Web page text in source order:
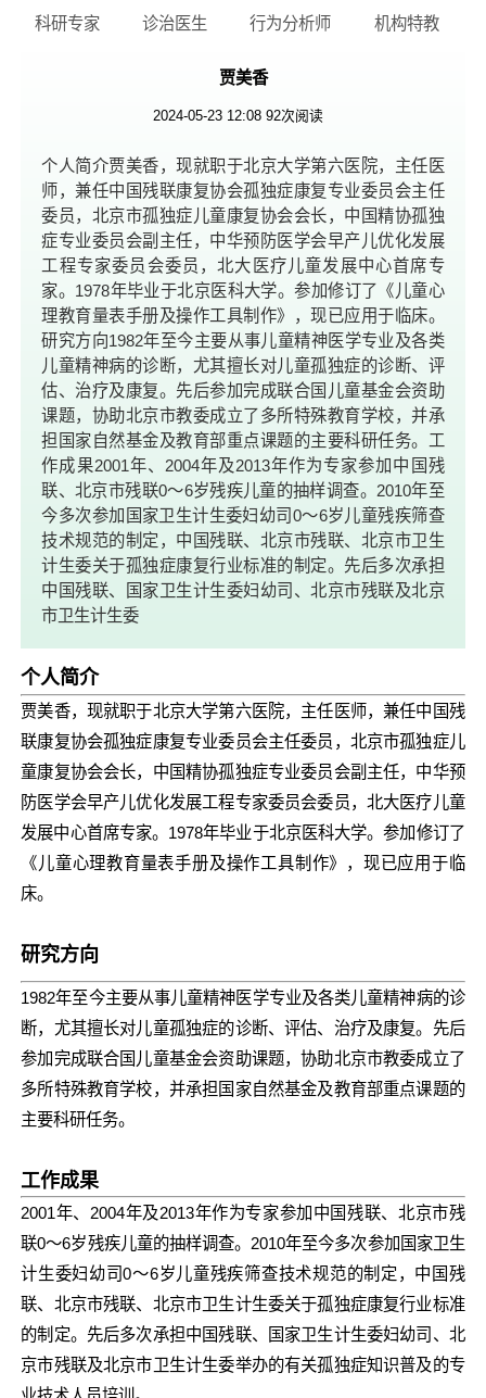
河南省
湖北省 湖南省
广东省
西藏自治区
青海省
宁夏回族自治区
澳门特别行政区
科研专家
诊治医生 行为分析师
机构特教
贾美香
2024-05-23 12:08 92次阅读
个人简介贾美香，现就职于北京大学第六医院，主任医
师，兼任中国残联康复协会孤独症康复专业委员会主任
委员，北京市孤独症儿童康复协会会长，中国精协孤独
症专业委员会副主任，中华预防医学会早产儿优化发展
工程专家委员会委员，北大医疗儿童发展中心首席专
家。1978年毕业于北京医科大学。参加修订了《儿童心
理教育量表手册及操作工具制作》，现已应用于临床。
研究方向1982年至今主要从事儿童精神医学专业及各类
儿童精神病的诊断，尤其擅长对儿童孤独症的诊断、评
估、治疗及康复。先后参加完成联合国儿童基金会资助
课题，协助北京市教委成立了多所特殊教育学校，并承
担国家自然基金及教育部重点课题的主要科研任务。工
作成果2001年、2004年及2013年作为专家参加中国残
联、北京市残联0～6岁残疾儿童的抽样调查。2010年至
今多次参加国家卫生计生委妇幼司0～6岁儿童残疾筛查
技术规范的制定，中国残联、北京市残联、北京市卫生
计生委关于孤独症康复行业标准的制定。先后多次承担
中国残联、国家卫生计生委妇幼司、北京市残联及北京
市卫生计生委
个人简介
贾美香，现就职于北京大学第六医院，主任医师，兼任中国残
联康复协会孤独症康复专业委员会主任委员，北京市孤独症儿
童康复协会会长，中国精协孤独症专业委员会副主任，中华预
防医学会早产儿优化发展工程专家委员会委员，北大医疗儿童
发展中心首席专家。1978年毕业于北京医科大学。参加修订了
《儿童心理教育量表手册及操作工具制作》，现已应用于临
床。
研究方向
1982年至今主要从事儿童精神医学专业及各类儿童精神病的诊
断，尤其擅长对儿童孤独症的诊断、评估、治疗及康复。先后
参加完成联合国儿童基金会资助课题，协助北京市教委成立了
多所特殊教育学校，并承担国家自然基金及教育部重点课题的
主要科研任务。
工作成果
2001年、2004年及2013年作为专家参加中国残联、北京市残
联0～6岁残疾儿童的抽样调查。2010年至今多次参加国家卫生
计生委妇幼司0～6岁儿童残疾筛查技术规范的制定，中国残
联、北京市残联、北京市卫生计生委关于孤独症康复行业标准
的制定。先后多次承担中国残联、国家卫生计生委妇幼司、北
京市残联及北京市卫生计生委举办的有关孤独症知识普及的专